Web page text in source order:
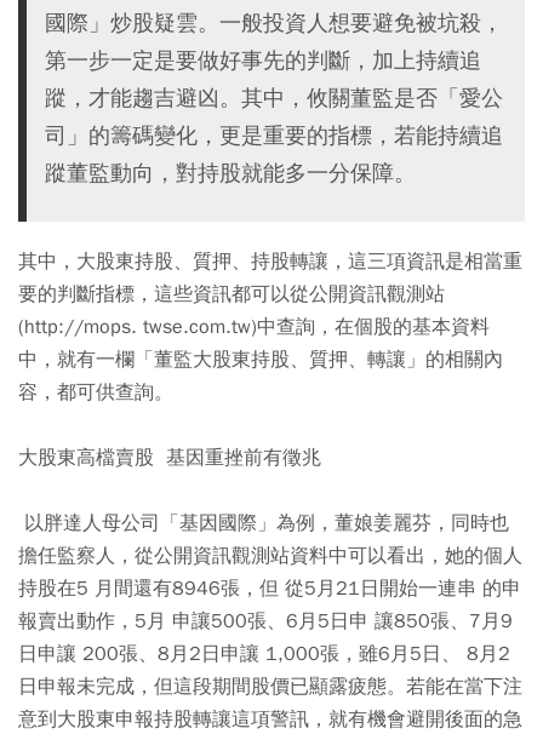
國際」炒股疑雲。一般投資人想要避免被坑殺，
第一步一定是要做好事先的判斷，加上持續追
蹤，才能趨吉避凶。其中，攸關董監是否「愛公
司」的籌碼變化，更是重要的指標，若能持續追
蹤董監動向，對持股就能多一分保障。
其中，大股東持股、質押、持股轉讓，這三項資訊是相當重
要的判斷指標，這些資訊都可以從公開資訊觀測站
(http://mops. twse.com.tw)中查詢，在個股的基本資料
中，就有一欄「董監大股東持股、質押、轉讓」的相關內
容，都可供查詢。
大股東高檔賣股 基因重挫前有徵兆
以胖達人母公司「基因國際」為例，董娘姜麗芬，同時也
擔任監察人，從公開資訊觀測站資料中可以看出，她的個人
持股在5 月間還有8946張，但 從5月21日開始一連串 的申
報賣出動作，5月 申讓500張、6月5日申 讓850張、7月9
日申讓 200張、8月2日申讓 1,000張，雖6月5日、 8月2
日申報未完成，但這段期間股價已顯露疲態。若能在當下注
意到大股東申報持股轉讓這項警訊，就有機會避開後面的急